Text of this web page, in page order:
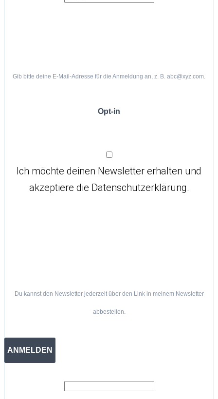
Gib bitte deine E-Mail-Adresse für die Anmeldung an, z. B. abc@xyz.com.
Opt-in
Ich möchte deinen Newsletter erhalten und
akzeptiere die Datenschutzerklärung.
Du kannst den Newsletter jederzeit über den Link in meinem Newsletter
abbestellen.
ANMELDEN